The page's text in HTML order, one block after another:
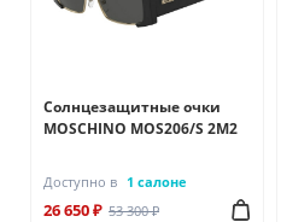
Солнцезащитные очки
MOSCHINO MOS206/S 2M2
Доступно в 1 салоне
26 650 ₽ 53 300 ₽